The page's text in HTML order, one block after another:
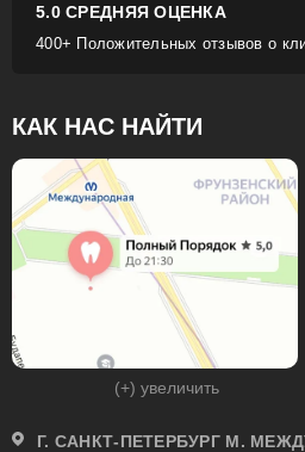
5.0 СРЕДНЯЯ ОЦЕНКА
400+ Положительных отзывов о
КАК НАС НАЙТИ
(+) увеличить
Г. САНКТ-ПЕТЕРБУРГ М.